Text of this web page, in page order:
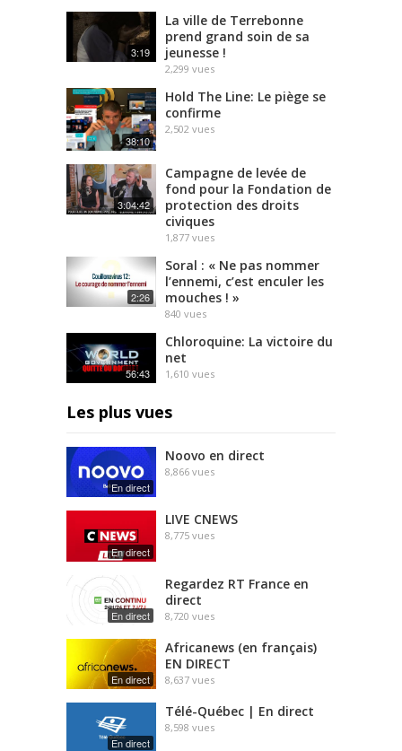
3:19
La ville de Terrebonne
prend grand soin de sa
jeunesse !
2,299 vues
38:10
Hold The Line: Le piège se
confirme
2,502 vues
3:04:42
Campagne de levée de
fond pour la Fondation de
protection des droits
civiques
1,877 vues
2:26
Soral : « Ne pas nommer
l’ennemi, c’est enculer les
mouches ! »
840 vues
56:43
Chloroquine: La victoire du
net
1,610 vues
Les plus vues
En direct
Noovo en direct
8,866 vues
En direct
LIVE CNEWS
8,775 vues
En direct
Regardez RT France en
direct
8,720 vues
En direct
Africanews (en français)
EN DIRECT
8,637 vues
En direct
Télé-Québec | En direct
8,598 vues